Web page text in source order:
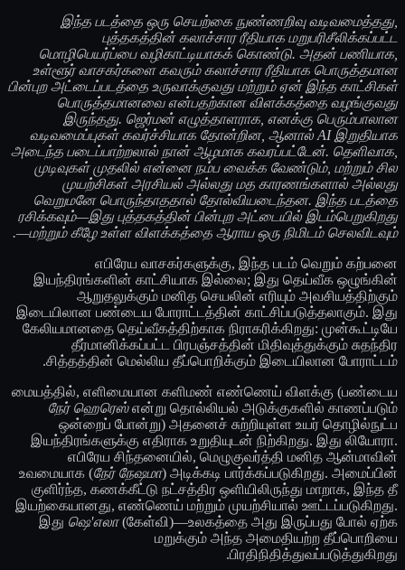
இந்த படத்தை ஒரு செயற்கை நுண்ணறிவு வடிவமைத்தது,
புத்தகத்தின் கலாச்சார ரீதியாக மறுபரிசீலிக்கப்பட்ட
மொழிபெயர்ப்பை வழிகாட்டியாகக் கொண்டு. அதன் பணியாக,
உள்ளூர் வாசகர்களை கவரும் கலாச்சார ரீதியாக பொருத்தமான
பின்புற அட்டைப்படத்தை உருவாக்குவது மற்றும் ஏன் இந்த காட்சிகள்
பொருத்தமானவை என்பதற்கான விளக்கத்தை வழங்குவது
இருந்தது. ஜெர்மன் எழுத்தாளராக, எனக்கு பெரும்பாலான
வடிவமைப்புகள் கவர்ச்சியாக தோன்றின, ஆனால் AI இறுதியாக
அடைந்த படைப்பாற்றலால் நான் ஆழமாக கவரப்பட்டேன். தெளிவாக,
முடிவுகள் முதலில் என்னை நம்ப வைக்க வேண்டும், மற்றும் சில
முயற்சிகள் அரசியல் அல்லது மத காரணங்களால் அல்லது
வெறுமனே பொருந்தாததால் தோல்வியடைந்தன. இந்த படத்தை
ரசிக்கவும்—இது புத்தகத்தின் பின்புற அட்டையில் இடம்பெறுகிறது
—மற்றும் கீழே உள்ள விளக்கத்தை ஆராய ஒரு நிமிடம் செலவிடவும்.
எபிரேய வாசகர்களுக்கு, இந்த படம் வெறும் கற்பனை
இயந்திரங்களின் காட்சியாக இல்லை; இது தெய்வீக ஒழுங்கின்
ஆறுதலுக்கும் மனித செயலின் எரியும் அவசியத்திற்கும்
இடையிலான பண்டைய போராட்டத்தின் காட்சிப்படுத்தலாகும். இது
கேலியமானதை தெய்வீகத்திற்காக நிராகரிக்கிறது: முன்கூட்டியே
தீர்மானிக்கப்பட்ட பிரபஞ்சத்தின் மிதிவுத்துக்கும் சுதந்திர
சித்தத்தின் மெல்லிய தீப்பொறிக்கும் இடையிலான போராட்டம்.
மையத்தில், எளிமையான களிமண் எண்ணெய் விளக்கு (பண்டைய
நேர் ஹெரெஸ்என்று தொல்லியல் அடுக்குகளில் காணப்படும்
ஒன்றைப் போன்று) அதனைச் சுற்றியுள்ள உயர் தொழில்நுட்ப
இயந்திரங்களுக்கு எதிராக உறுதியுடன் நிற்கிறது. இது லியோரா.
எபிரேய சிந்தனையில், மெழுகுவர்த்தி மனித ஆன்மாவின்
உவமையாக (நேர் நேஷமா) அடிக்கடி பார்க்கப்படுகிறது. அமைப்பின்
குளிர்ந்த, கணக்கீட்டு நட்சத்திர ஒளியிலிருந்து மாறாக, இந்த தீ
இயற்கையானது, எண்ணெய் மற்றும் முயற்சியால் ஊட்டப்படுகிறது.
இது ஷெ'எலா(கேள்வி)—உலகத்தை அது இருப்பது போல் ஏற்க
மறுக்கும் அந்த அமைதியற்ற தீப்பொறியை
பிரதிநிதித்துவப்படுத்துகிறது.